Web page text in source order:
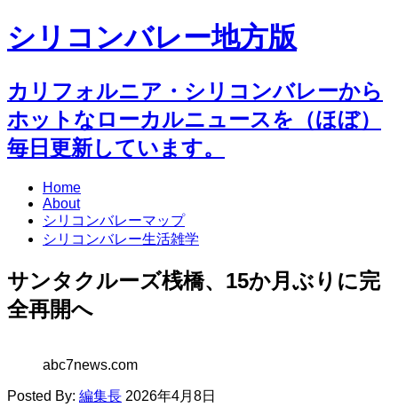
シリコンバレー地方版
カリフォルニア・シリコンバレーから
ホットなローカルニュースを（ほぼ）
毎日更新しています。
Home
About
シリコンバレーマップ
シリコンバレー生活雑学
サンタクルーズ桟橋、15か月ぶりに完
全再開へ
abc7news.com
Posted By: 編集長 2026年4月8日